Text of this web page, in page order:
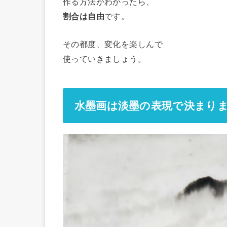
割合は自由です。
その都度、変化を楽しんで
使っていきましょう。
水墨画は淡墨の表現で決まり